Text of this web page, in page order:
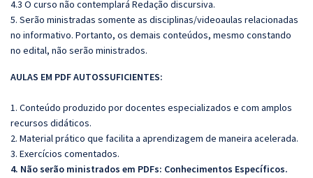
4.3 O curso não contemplará Redação discursiva.
5. Serão ministradas somente as disciplinas/videoaulas relacionadas
no informativo. Portanto, os demais conteúdos, mesmo constando
no edital, não serão ministrados.
AULAS EM PDF AUTOSSUFICIENTES:
1. Conteúdo produzido por docentes especializados e com amplos
recursos didáticos.
2. Material prático que facilita a aprendizagem de maneira acelerada.
3. Exercícios comentados.
4. Não serão ministrados em PDFs: Conhecimentos Específicos.